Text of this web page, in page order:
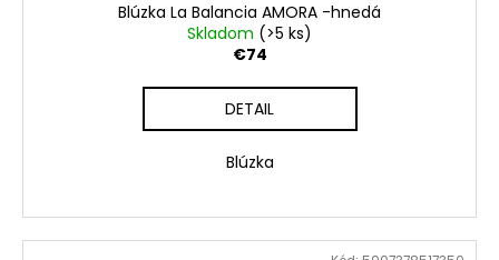
Blúzka La Balancia AMORA -hnedá
Skladom (>5 ks)
€74
DETAIL
Blúzka